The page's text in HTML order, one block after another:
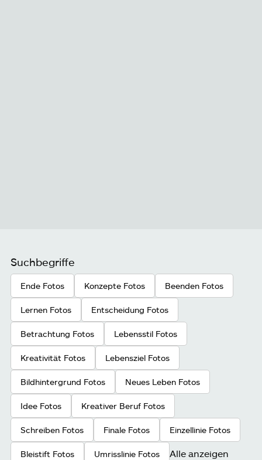
Suchbegriffe
Ende Fotos Konzepte Fotos Beenden Fotos
Lernen Fotos Entscheidung Fotos
Betrachtung Fotos Lebensstil Fotos
Kreativität Fotos Lebensziel Fotos
Bildhintergrund Fotos Neues Leben Fotos
Idee Fotos Kreativer Beruf Fotos
Schreiben Fotos Finale Fotos Einzellinie Fotos
Bleistift Fotos Umrisslinie Fotos Alle anzeigen